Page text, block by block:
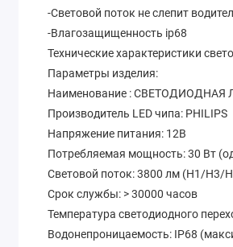
-Световой поток не слепит
-Влагозащищенность ip68
Технические характеристики
Параметры изделия:
Наименование : СВЕТОДИОДНАЯ
Производитель LED чипа: PHILIPS
Напряжение питания: 12В
Потребляемая мощность: 30 Вт
Световой поток: 3800 лм (Н1/
Срок службы: > 30000 часов
Температура светодиодного
Водонепроницаемость: IP68